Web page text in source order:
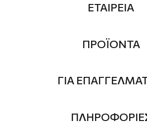
ΕΤΑΙΡΕΙΑ
Επικοινωνία
ΠΡΟΪΟΝΤΑ
Προσφορές
Brands
ΓΙΑ
Λογαριαμός